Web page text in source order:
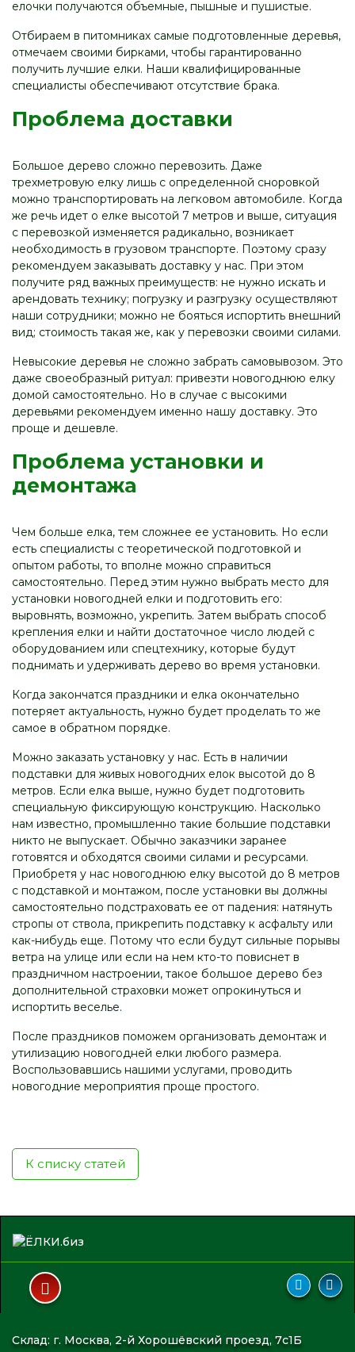
елочки получаются объемные, пышные и пушистые.
Отбираем в питомниках самые подготовленные деревья,
отмечаем своими бирками, чтобы гарантированно
получить лучшие елки. Наши квалифицированные
специалисты обеспечивают отсутствие брака.
Проблема доставки
Большое дерево сложно перевозить. Даже
трехметровую елку лишь с определенной сноровкой
можно транспортировать на легковом автомобиле. Когда
же речь идет о елке высотой 7 метров и выше, ситуация
с перевозкой изменяется радикально, возникает
необходимость в грузовом транспорте. Поэтому сразу
рекомендуем заказывать доставку у нас. При этом
получите ряд важных преимуществ: не нужно искать и
арендовать технику; погрузку и разгрузку осуществляют
наши сотрудники; можно не бояться испортить внешний
вид; стоимость такая же, как у перевозки своими силами.
Невысокие деревья не сложно забрать самовывозом. Это
даже своеобразный ритуал: привезти новогоднюю елку
домой самостоятельно. Но в случае с высокими
деревьями рекомендуем именно нашу доставку. Это
проще и дешевле.
Проблема установки и
демонтажа
Чем больше елка, тем сложнее ее установить. Но если
есть специалисты с теоретической подготовкой и
опытом работы, то вполне можно справиться
самостоятельно. Перед этим нужно выбрать место для
установки новогодней елки и подготовить его:
выровнять, возможно, укрепить. Затем выбрать способ
крепления елки и найти достаточное число людей с
оборудованием или спецтехнику, которые будут
поднимать и удерживать дерево во время установки.
Когда закончатся праздники и елка окончательно
потеряет актуальность, нужно будет проделать то же
самое в обратном порядке.
Можно заказать установку у нас. Есть в наличии
подставки для живых новогодних елок высотой до 8
метров. Если елка выше, нужно будет подготовить
специальную фиксирующую конструкцию. Насколько
нам известно, промышленно такие большие подставки
никто не выпускает. Обычно заказчики заранее
готовятся и обходятся своими силами и ресурсами.
Приобретя у нас новогоднюю елку высотой до 8 метров
с подставкой и монтажом, после установки вы должны
самостоятельно подстраховать ее от падения: натянуть
стропы от ствола, прикрепить подставку к асфальту или
как-нибудь еще. Потому что если будут сильные порывы
ветра на улице или если на нем кто-то повиснет в
праздничном настроении, такое большое дерево без
дополнительной страховки может опрокинуться и
испортить веселье.
После праздников поможем организовать демонтаж и
утилизацию новогодней елки любого размера.
Воспользовавшись нашими услугами, проводить
новогодние мероприятия проще простого.
К списку статей
Склад: г. Москва, 2-й Хорошёвский проезд, 7с1Б